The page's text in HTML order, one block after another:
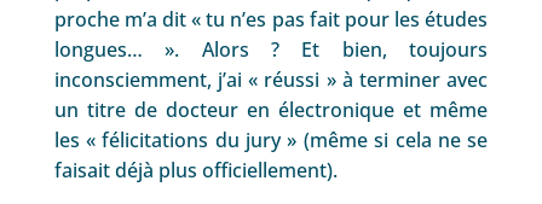
proche m’a dit « tu n’es pas fait pour les études
longues… ». Alors ? Et bien, toujours
inconsciemment, j’ai « réussi » à terminer avec
un titre de docteur en électronique et même
les « félicitations du jury » (même si cela ne se
faisait déjà plus officiellement).